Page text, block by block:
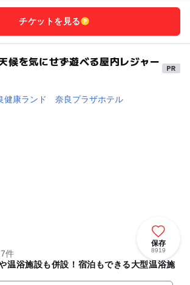
チケットを見る
候を気にせず遊べる屋内レジャー
保存
8919
件
温浴施設も併設！宿泊もできる大型温浴施